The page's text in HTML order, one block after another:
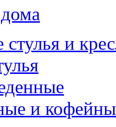
и
и